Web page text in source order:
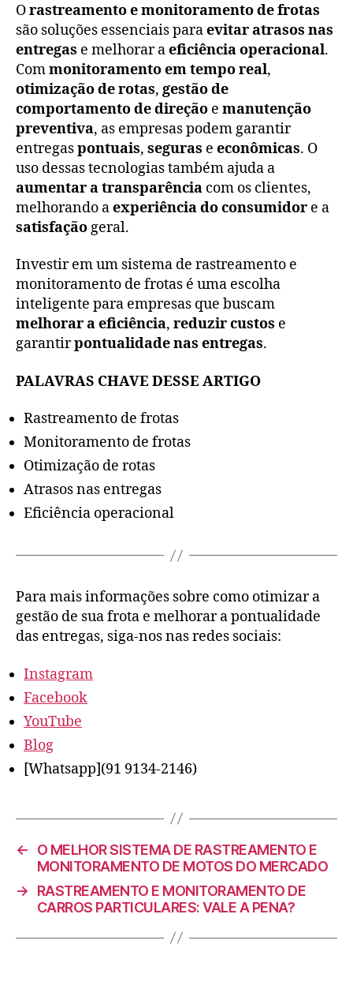
Orastreamento e monitoramento de frotas
são soluções essenciais paraevitar atrasos nas
entregas e melhorar aeficiência operacional.
Commonitoramento em tempo real,
otimização de rotas, gestão de
comportamento de direção e manutenção
preventiva, as empresas podem garantir
entregaspontuais, seguras e econômicas. O
uso dessas tecnologias também ajuda a
aumentar a transparência com os clientes,
melhorando aexperiência do consumidor e a
satisfaçãogeral.
Investir em um sistema de rastreamento e
monitoramento de frotas é uma escolha
inteligente para empresas que buscam
melhorar a eficiência, reduzir custos e
garantirpontualidade nas entregas.
PALAVRAS CHAVE DESSE ARTIGO
Rastreamento de frotas
Monitoramento de frotas
Otimização de rotas
Atrasos nas entregas
Eficiência operacional
Para mais informações sobre como otimizar a
gestão de sua frota e melhorar a pontualidade
das entregas, siga-nos nas redes sociais:
Instagram
Facebook
YouTube
Blog
[Whatsapp](91 9134-2146)
←
O MELHOR SISTEMA DE RASTREAMENTO E
MONITORAMENTO DE MOTOS DO MERCADO
→
RASTREAMENTO E MONITORAMENTO DE
CARROS PARTICULARES: VALE A PENA?